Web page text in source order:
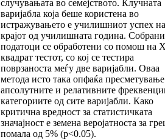
случувањата во семејството. Клучната
варијабла која беше користена во
истражувањето е училишниот успех на
крајот од училишната година.
податоци се обработени со помош на
квадрат тестот, со кој се тестира
поврзаноста меѓу две варијабли. Оваа
метода исто така опфаќа
апсолутните и релативните
категориите од сите варијабли. Како
критична вредност за статистичката
значајност е земена веројатноста за
помала од 5% (p<0.05).